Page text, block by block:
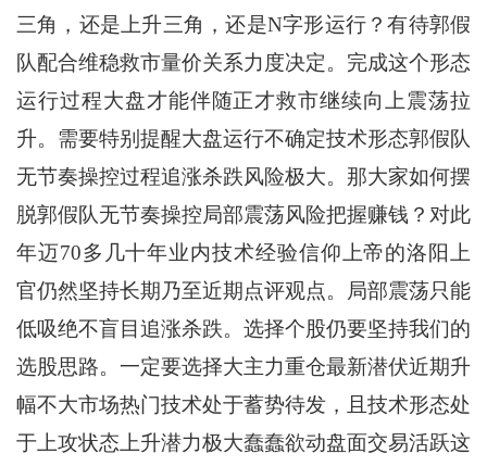
三角，还是上升三角，还是N字形运行？有待郭假
队配合维稳救市量价关系力度决定。完成这个形态
运行过程大盘才能伴随正才救市继续向上震荡拉
升。需要特别提醒大盘运行不确定技术形态郭假队
无节奏操控过程追涨杀跌风险极大。那大家如何摆
脱郭假队无节奏操控局部震荡风险把握赚钱？对此
年迈70多几十年业内技术经验信仰上帝的洛阳上
官仍然坚持长期乃至近期点评观点。局部震荡只能
低吸绝不盲目追涨杀跌。选择个股仍要坚持我们的
选股思路。一定要选择大主力重仓最新潜伏近期升
幅不大市场热门技术处于蓄势待发，且技术形态处
于上攻状态上升潜力极大蠢蠢欲动盘面交易活跃这